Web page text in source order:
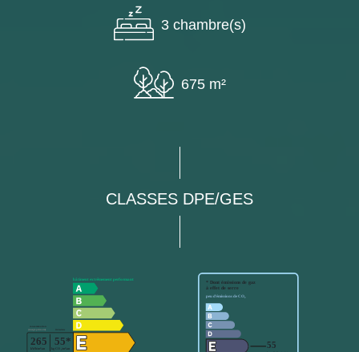
3 chambre(s)
675 m²
CLASSES DPE/GES